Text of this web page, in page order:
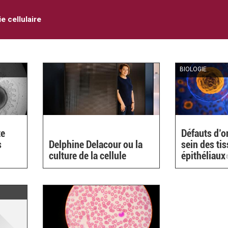
cellulaire
Delphine Delacour ou la
culture de la cellule
BIOLOGIE
Défauts
sein des
épithéliaux